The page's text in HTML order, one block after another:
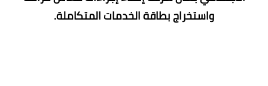
واستخراج بطاقة الخدمات المتكاملة.